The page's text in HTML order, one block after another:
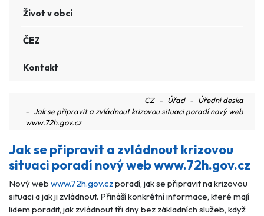
Život v obci
ČEZ
Kontakt
CZ Úřad
Úřední deska
Jak se připravit a zvládnout krizovou situaci poradí nový web
www.72h.gov.cz
Jak se připravit a zvládnout krizovou
situaci poradí nový web www.72h.gov.cz
Nový web www.72h.gov.czporadí, jak se připravit na krizovou
situaci a jak ji zvládnout. Přináší konkrétní informace, které mají
lidem poradit, jak zvládnout tři dny bez základních služeb, když